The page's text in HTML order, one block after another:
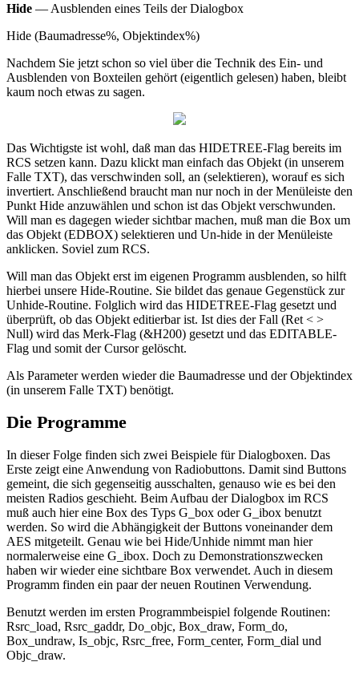
Hide — Ausblenden eines Teils der Dialogbox
Hide (Baumadresse%, Objektindex%)
Nachdem Sie jetzt schon so viel über die Technik des Ein- und
Ausblenden von Boxteilen gehört (eigentlich gelesen) haben, bleibt
kaum noch etwas zu sagen.
Das Wichtigste ist wohl, daß man das HIDETREE-Flag bereits im
RCS setzen kann. Dazu klickt man einfach das Objekt (in unserem
Falle TXT), das verschwinden soll, an (selektieren), worauf es sich
invertiert. Anschließend braucht man nur noch in der Menüleiste den
Punkt Hide anzuwählen und schon ist das Objekt verschwunden.
Will man es dagegen wieder sichtbar machen, muß man die Box um
das Objekt (EDBOX) selektieren und Un-hide in der Menüleiste
anklicken. Soviel zum RCS.
Will man das Objekt erst im eigenen Programm ausblenden, so hilft
hierbei unsere Hide-Routine. Sie bildet das genaue Gegenstück zur
Unhide-Routine. Folglich wird das HIDETREE-Flag gesetzt und
überprüft, ob das Objekt editierbar ist. Ist dies der Fall (Ret < >
Null) wird das Merk-Flag (&H200) gesetzt und das EDITABLE-
Flag und somit der Cursor gelöscht.
Als Parameter werden wieder die Baumadresse und der Objektindex
(in unserem Falle TXT) benötigt.
Die Programme
In dieser Folge finden sich zwei Beispiele für Dialogboxen. Das
Erste zeigt eine Anwendung von Radiobuttons. Damit sind Buttons
gemeint, die sich gegenseitig ausschalten, genauso wie es bei den
meisten Radios geschieht. Beim Aufbau der Dialogbox im RCS
muß auch hier eine Box des Typs G_box oder G_ibox benutzt
werden. So wird die Abhängigkeit der Buttons voneinander dem
AES mitgeteilt. Genau wie bei Hide/Unhide nimmt man hier
normalerweise eine G_ibox. Doch zu Demonstrationszwecken
haben wir wieder eine sichtbare Box verwendet. Auch in diesem
Programm finden ein paar der neuen Routinen Verwendung.
Benutzt werden im ersten Programmbeispiel folgende Routinen:
Rsrc_load, Rsrc_gaddr, Do_objc, Box_draw, Form_do,
Box_undraw, Is_objc, Rsrc_free, Form_center, Form_dial und
Objc_draw.